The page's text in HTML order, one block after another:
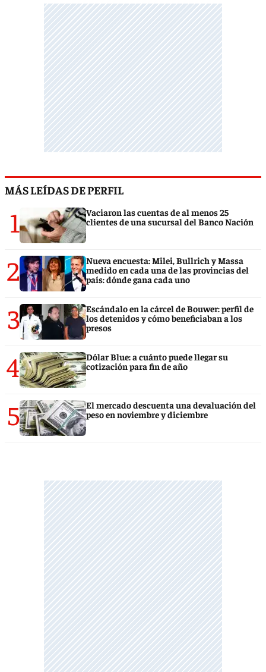
MÁS LEÍDAS DE PERFIL
1
Vaciaron las cuentas de al menos 25
clientes de una sucursal del Banco Nación
2
Nueva encuesta: Milei, Bullrich y Massa
medido en cada una de las provincias del
país: dónde gana cada uno
3
Escándalo en la cárcel de Bouwer: perfil de
los detenidos y cómo beneficiaban a los
presos
4
Dólar Blue: a cuánto puede llegar su
cotización para fin de año
5
El mercado descuenta una devaluación del
peso en noviembre y diciembre